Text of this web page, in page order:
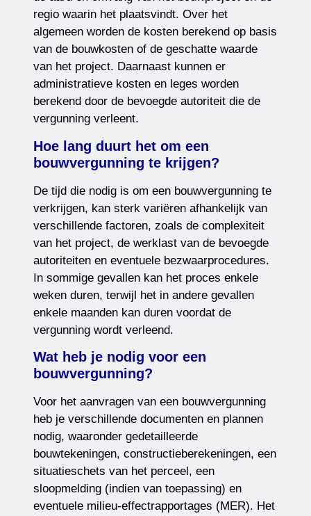
regio waarin het plaatsvindt. Over het
algemeen worden de kosten berekend op basis
van de bouwkosten of de geschatte waarde
van het project. Daarnaast kunnen er
administratieve kosten en leges worden
berekend door de bevoegde autoriteit die de
vergunning verleent.
Hoe lang duurt het om een
bouwvergunning te krijgen?
De tijd die nodig is om een bouwvergunning te
verkrijgen, kan sterk variëren afhankelijk van
verschillende factoren, zoals de complexiteit
van het project, de werklast van de bevoegde
autoriteiten en eventuele bezwaarprocedures.
In sommige gevallen kan het proces enkele
weken duren, terwijl het in andere gevallen
enkele maanden kan duren voordat de
vergunning wordt verleend.
Wat heb je nodig voor een
bouwvergunning?
Voor het aanvragen van een bouwvergunning
heb je verschillende documenten en plannen
nodig, waaronder gedetailleerde
bouwtekeningen, constructieberekeningen, een
situatieschets van het perceel, een
sloopmelding (indien van toepassing) en
eventuele milieu-effectrapportages (MER). Het